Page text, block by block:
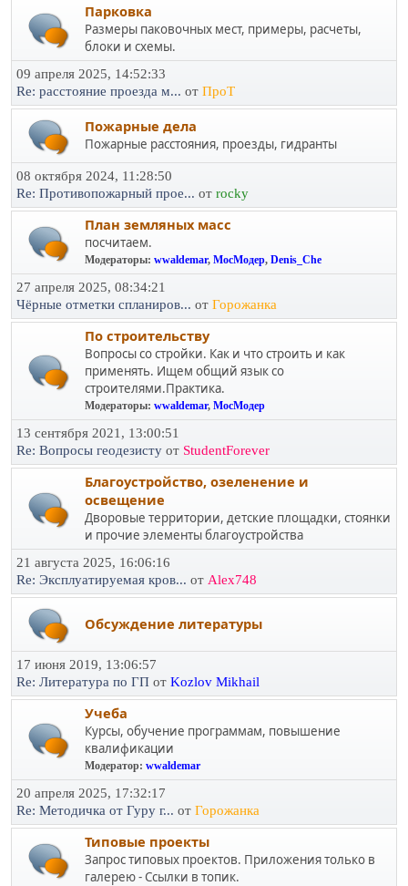
Парковка
Размеры паковочных мест, примеры, расчеты,
блоки и схемы.
09 апреля 2025, 14:52:33
Re: расстояние проезда м... от ПроТ
Пожарные дела
Пожарные расстояния, проезды, гидранты
08 октября 2024, 11:28:50
Re: Противопожарный прое... от rocky
План земляных масс
посчитаем.
Модераторы: wwaldemar, МосМодер, Denis_Che
27 апреля 2025, 08:34:21
Чёрные отметки спланиров... от Горожанка
По строительству
Вопросы со стройки. Как и что строить и как
применять. Ищем общий язык со
строителями.Практика.
Модераторы: wwaldemar, МосМодер
13 сентября 2021, 13:00:51
Re: Вопросы геодезисту от StudentForever
Благоустройство, озеленение и
освещение
Дворовые территории, детские площадки, стоянки
и прочие элементы благоустройства
21 августа 2025, 16:06:16
Re: Эксплуатируемая кров... от Alex748
Обсуждение литературы
17 июня 2019, 13:06:57
Re: Литература по ГП от Kozlov Mikhail
Учеба
Курсы, обучение программам, повышение
квалификации
Модератор: wwaldemar
20 апреля 2025, 17:32:17
Re: Методичка от Гуру г... от Горожанка
Типовые проекты
Запрос типовых проектов. Приложения только в
галерею - Ссылки в топик.